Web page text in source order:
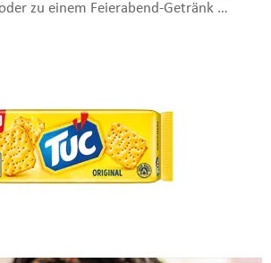
zu einem Feierabend-Getränk …